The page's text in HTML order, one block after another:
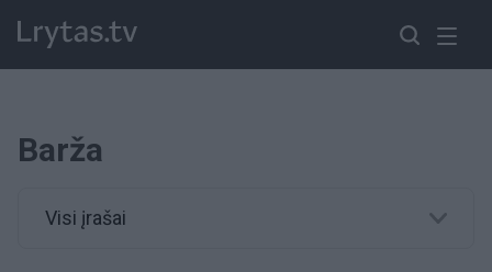
Barža
Visi įrašai